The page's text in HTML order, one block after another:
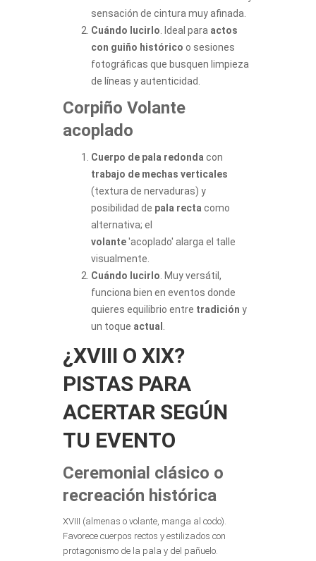
sensación de cintura muy afinada.
Cuándo lucirlo . Ideal para actos
con guiño histórico o sesiones
fotográficas que busquen limpieza
de líneas y autenticidad.
Corpiño Volante
acoplado
Cuerpo de pala redonda con
trabajo de mechas verticales
(textura de nervaduras) y
posibilidad de pala recta como
alternativa; el
volante'acoplado' alarga el talle
visualmente.
Cuándo lucirlo . Muy versátil,
funciona bien en eventos donde
quieres equilibrio entre tradición y
un toque actual
¿XVIII O XIX?
PISTAS PARA
ACERTAR SEGÚN
TU EVENTO
Ceremonial clásico o
recreación histórica
XVIII (almenas o volante, manga al codo).
Favorece cuerpos rectos y estilizados con
protagonismo de la pala y del pañuelo.